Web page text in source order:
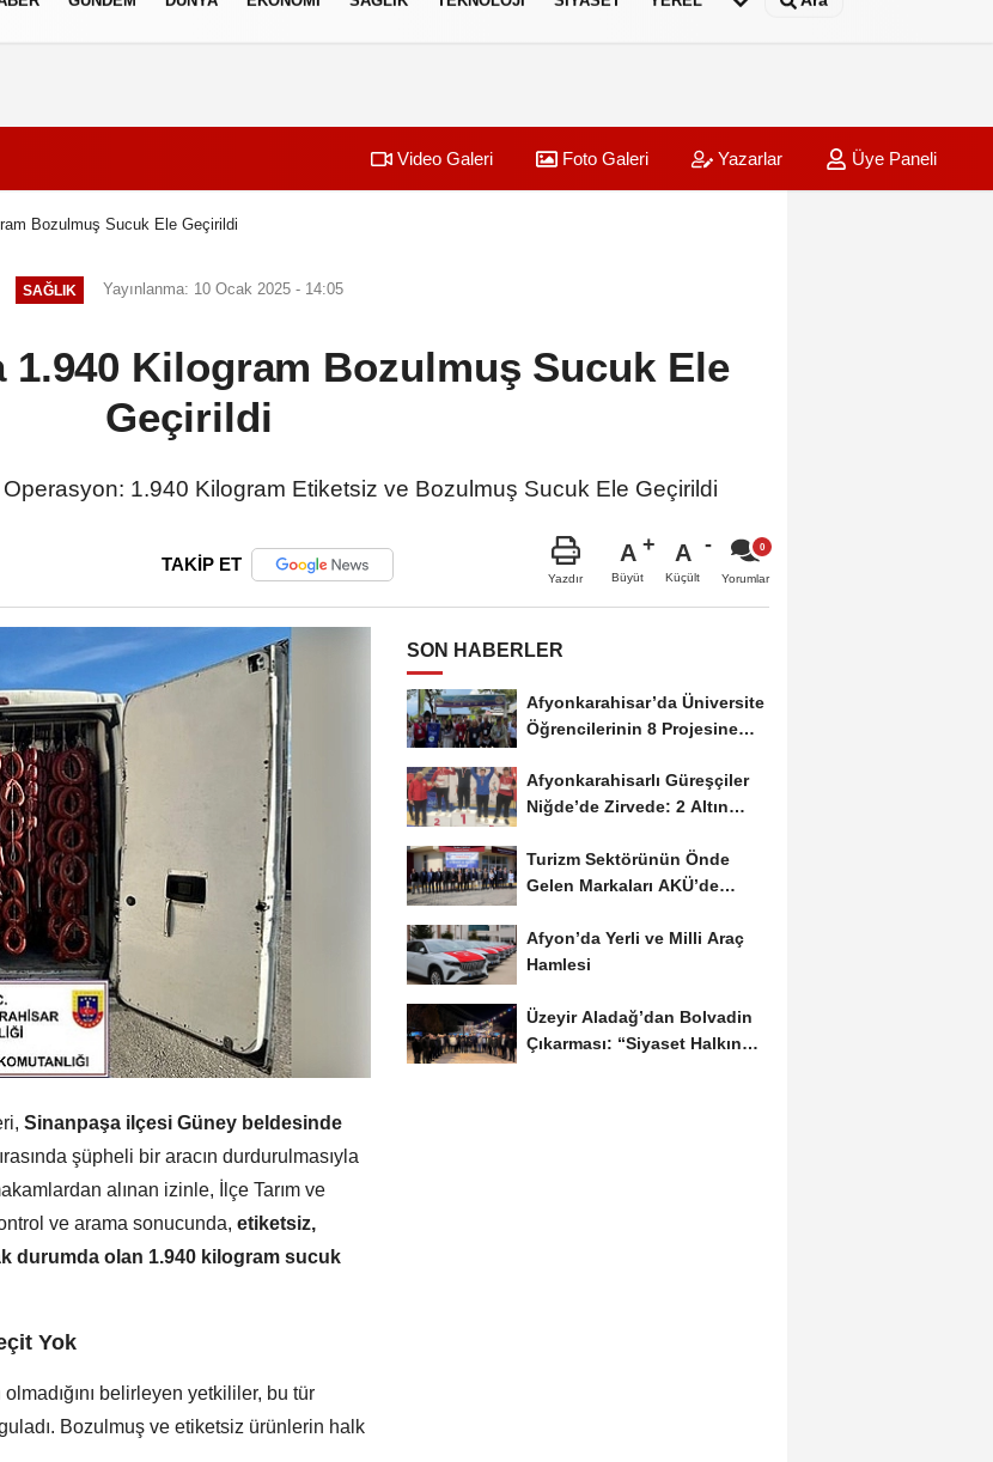
Video Galeri Foto Galeri Yazarlar Üye Paneli
Bozulmuş Sucuk Ele Geçirildi
SAĞLIK Yayınlanma: 10 Ocak 2025 - 14:05
Kilogram Bozulmuş Sucuk Ele
Geçirildi
1.940 Kilogram Etiketsiz ve Bozulmuş Sucuk Ele Geçirildi
TAKİP ET
Yazdır
A
Büyüt
A
Küçült Yorumlar
Sinanpaşa ilçesi Güney beldesinde
şüpheli bir aracın durdurulmasıyla
alınan izinle, İlçe Tarım ve
ve arama sonucunda, etiketsiz,
durumda olan 1.940 kilogram sucuk
Yok
belirleyen yetkililer, bu tür
Bozulmuş ve etiketsiz ürünlerin halk
SON HABERLER
Afyonkarahisar’da Üniversite
Öğrencilerinin 8 Projesine
Afyonkarahisarlı Güreşçiler
Niğde’de Zirvede: 2 Altın
Turizm Sektörünün Önde
Gelen Markaları AKÜ’de
Afyon’da Yerli ve Milli Araç
Hamlesi
Üzeyir Aladağ’dan Bolvadin
Çıkarması: “Siyaset Halkın